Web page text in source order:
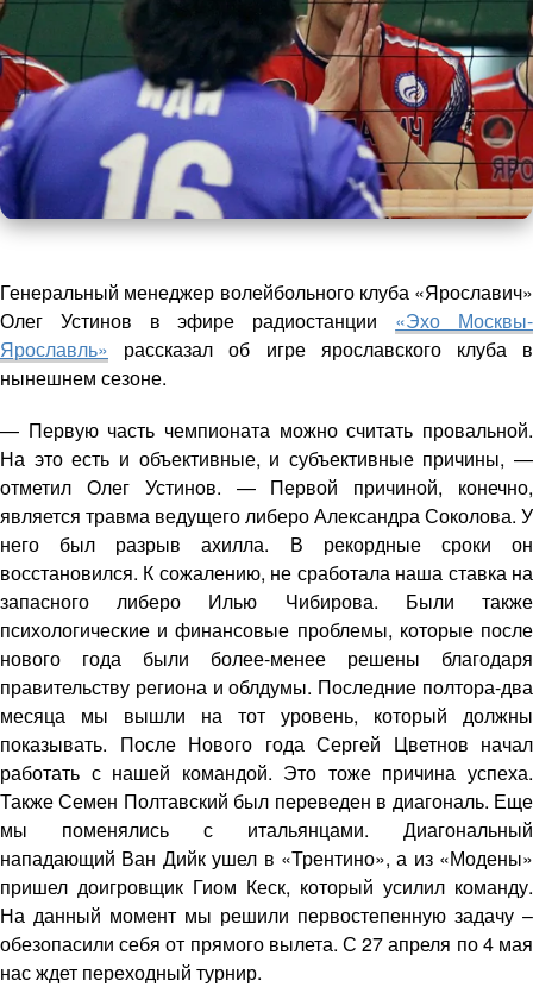
Генеральный менеджер волейбольного клуба «Ярославич»
Олег Устинов в эфире радиостанции «Эхо Москвы-
Ярославль» рассказал об игре ярославского клуба в
нынешнем сезоне.
— Первую часть чемпионата можно считать провальной.
На это есть и объективные, и субъективные причины, —
отметил Олег Устинов. — Первой причиной, конечно,
является травма ведущего либеро Александра Соколова. У
него был разрыв ахилла. В рекордные сроки он
восстановился. К сожалению, не сработала наша ставка на
запасного либеро Илью Чибирова. Были также
психологические и финансовые проблемы, которые после
нового года были более-менее решены благодаря
правительству региона и облдумы. Последние полтора-два
месяца мы вышли на тот уровень, который должны
показывать. После Нового года Сергей Цветнов начал
работать с нашей командой. Это тоже причина успеха.
Также Семен Полтавский был переведен в диагональ. Еще
мы поменялись с итальянцами. Диагональный
нападающий Ван Дийк ушел в «Трентино», а из «Модены»
пришел доигровщик Гиом Кеск, который усилил команду.
На данный момент мы решили первостепенную задачу –
обезопасили себя от прямого вылета. С 27 апреля по 4 мая
нас ждет переходный турнир.